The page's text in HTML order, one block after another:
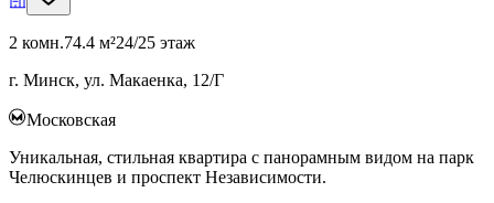
2 комн.74.4 м²24/25 этаж
г. Минск, ул. Макаенка, 12/Г
Московская
Уникальная, стильная квартира с панорамным видом на парк
Челюскинцев и проспект Независимости.